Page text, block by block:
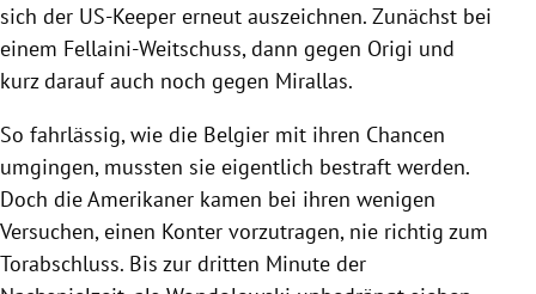
sich der US-Keeper erneut auszeichnen. Zunächst bei
einem Fellaini-Weitschuss, dann gegen Origi und
kurz darauf auch noch gegen Mirallas.
So fahrlässig, wie die Belgier mit ihren Chancen
umgingen, mussten sie eigentlich bestraft werden.
Doch die Amerikaner kamen bei ihren wenigen
Versuchen, einen Konter vorzutragen, nie richtig zum
Torabschluss. Bis zur dritten Minute der